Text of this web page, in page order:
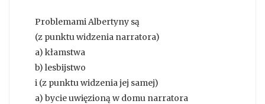
Problemami Albertyny są
(z punktu widzenia narratora)
a) kłamstwa
b) lesbijstwo
i (z punktu widzenia jej samej)
a) bycie uwięzioną w domu narratora